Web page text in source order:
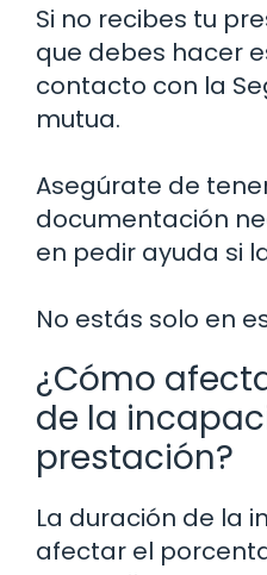
Si no recibes tu
que debes hacer
contacto con la
mutua.
Asegúrate de
documentación
en pedir ayuda si
No estás solo en
¿Cómo
de la
prestación?
La duración de la
afectar el